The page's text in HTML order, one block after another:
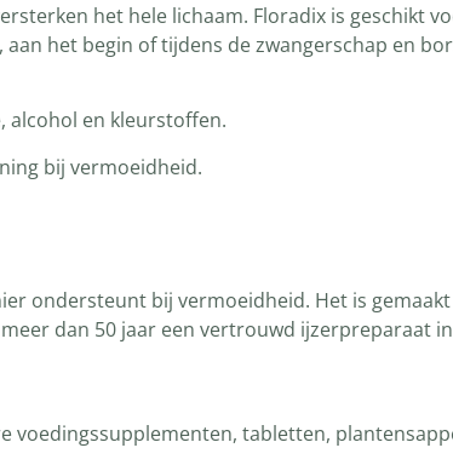
het hele lichaam. Floradix is geschikt
het begin of tijdens de zwangerschap en
alcohol en kleurstoffen.
bij vermoeidheid.
ondersteunt bij vermoeidheid. Het is
dan 50 jaar een vertrouwd ijzerpreparaat
voedingssupplementen, tabletten,